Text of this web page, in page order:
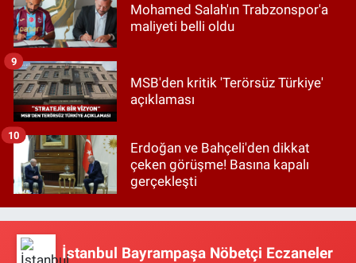
Mohamed Salah'ın Trabzonspor'a
maliyeti belli oldu
MSB'den kritik 'Terörsüz Türkiye'
açıklaması
9
Erdoğan ve Bahçeli'den dikkat
çeken görüşme! Basına kapalı
gerçekleşti
10
İstanbul Bayrampaşa Nöbetçi Eczaneler